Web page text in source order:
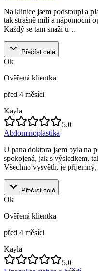
Na klinice jsem podstoupila
tak strašně milí a nápomocni
Každý se tam snaží u…
Přečíst celé
Ok
Ověřená klientka
před 4 měsíci
Kayla
5.0
Abdominoplastika
U pana doktora jsem byla na
spokojená, jak s výsledkem,
Všechno vysvětlí, je
Přečíst celé
Ok
Ověřená klientka
před 4 měsíci
Kayla
5.0